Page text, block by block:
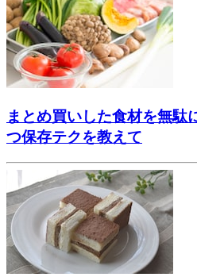
まとめ買いした食材を無
つ保存テクを教えて